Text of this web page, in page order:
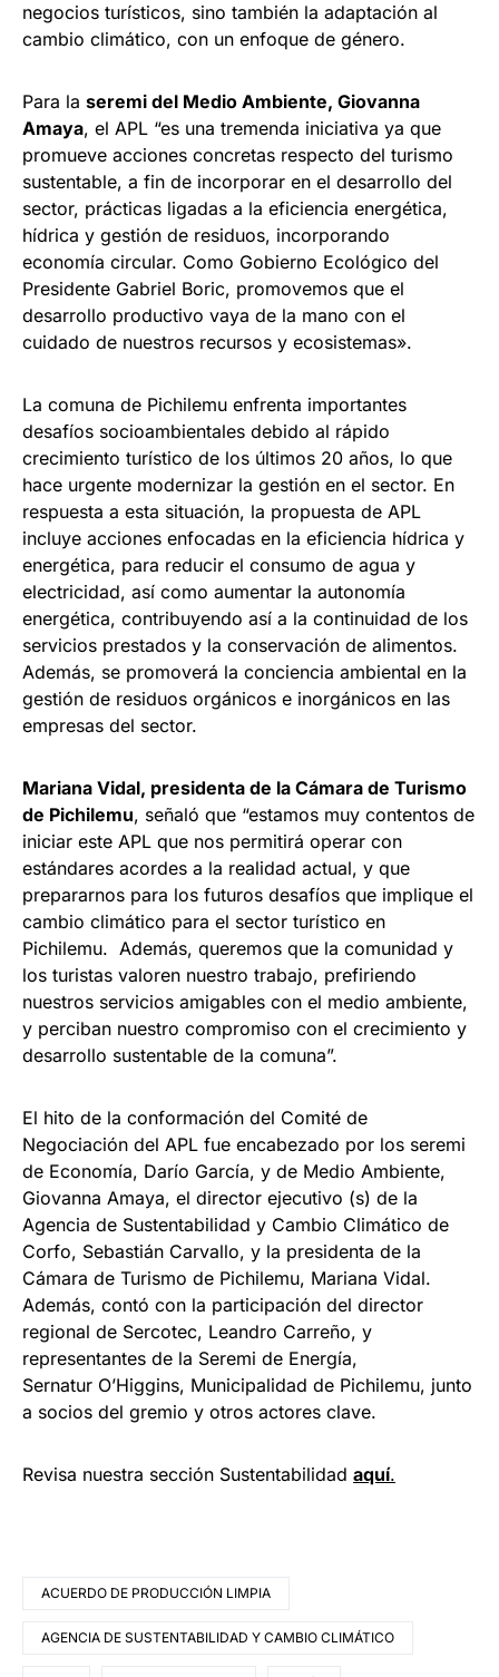
negocios turísticos, sino también la adaptación al
cambio climático, con un enfoque de género.
Para la seremi del Medio Ambiente, Giovanna
Amaya, el APL “es una tremenda iniciativa ya que
promueve acciones concretas respecto del turismo
sustentable, a fin de incorporar en el desarrollo del
sector, prácticas ligadas a la eficiencia energética,
hídrica y gestión de residuos, incorporando
economía circular. Como Gobierno Ecológico del
Presidente Gabriel Boric, promovemos que el
desarrollo productivo vaya de la mano con el
cuidado de nuestros recursos y ecosistemas».
La comuna de Pichilemu enfrenta importantes
desafíos socioambientales debido al rápido
crecimiento turístico de los últimos 20 años, lo que
hace urgente modernizar la gestión en el sector. En
respuesta a esta situación, la propuesta de APL
incluye acciones enfocadas en la eficiencia hídrica y
energética, para reducir el consumo de agua y
electricidad, así como aumentar la autonomía
energética, contribuyendo así a la continuidad de los
servicios prestados y la conservación de alimentos.
Además, se promoverá la conciencia ambiental en la
gestión de residuos orgánicos e inorgánicos en las
empresas del sector.
Mariana Vidal, presidenta de la Cámara de Turismo
de Pichilemu, señaló que “estamos muy contentos de
iniciar este APL que nos permitirá operar con
estándares acordes a la realidad actual, y que
prepararnos para los futuros desafíos que implique el
cambio climático para el sector turístico en
Pichilemu. Además, queremos que la comunidad y
los turistas valoren nuestro trabajo, prefiriendo
nuestros servicios amigables con el medio ambiente,
y perciban nuestro compromiso con el crecimiento y
desarrollo sustentable de la comuna”.
El hito de la conformación del Comité de
Negociación del APL fue encabezado por los seremi
de Economía, Darío García, y de Medio Ambiente,
Giovanna Amaya, el director ejecutivo (s) de la
Agencia de Sustentabilidad y Cambio Climático de
Corfo, Sebastián Carvallo, y la presidenta de la
Cámara de Turismo de Pichilemu, Mariana Vidal.
Además, contó con la participación del director
regional de Sercotec, Leandro Carreño, y
representantes de la Seremi de Energía,
Sernatur O’Higgins, Municipalidad de Pichilemu, junto
a socios del gremio y otros actores clave.
Revisa nuestra sección Sustentabilidad aquí.
ACUERDO DE PRODUCCIÓN LIMPIA
AGENCIA DE SUSTENTABILIDAD Y CAMBIO CLIMÁTICO